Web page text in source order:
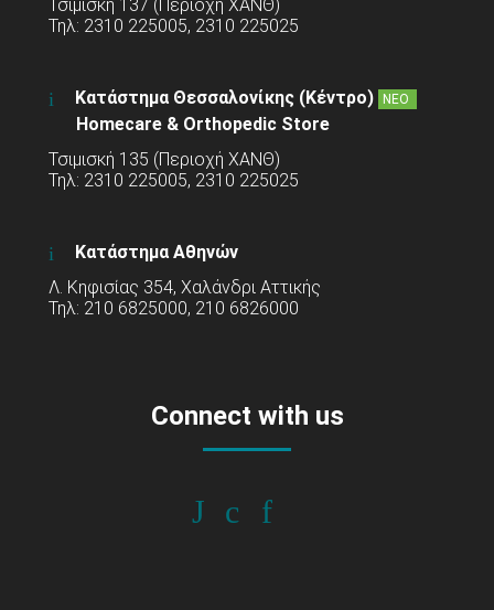
Τσιμισκή 137 (Περιοχή ΧΑΝΘ)
Τηλ: 2310 225005, 2310 225025
Κατάστημα Θεσσαλονίκης (Κέντρο) ΝΕΟ
Homecare & Orthopedic Store
Τσιμισκή 135 (Περιοχή ΧΑΝΘ)
Τηλ: 2310 225005, 2310 225025
Κατάστημα Αθηνών
Λ. Κηφισίας 354, Χαλάνδρι Αττικής
Τηλ: 210 6825000, 210 6826000
Connect with us